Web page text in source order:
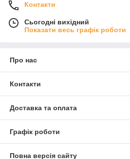
Контакти
Сьогодні вихідний
Показати весь графік роботи
Про нас
Контакти
Доставка та оплата
Графік роботи
Повна версія сайту